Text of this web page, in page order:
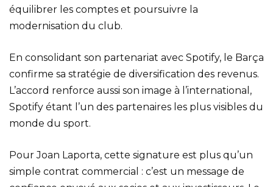
équilibrer les comptes et poursuivre la
modernisation du club.
En consolidant son partenariat avec Spotify, le Barça
confirme sa stratégie de diversification des revenus.
L’accord renforce aussi son image à l’international,
Spotify étant l’un des partenaires les plus visibles du
monde du sport.
Pour Joan Laporta, cette signature est plus qu’un
simple contrat commercial : c’est un message de